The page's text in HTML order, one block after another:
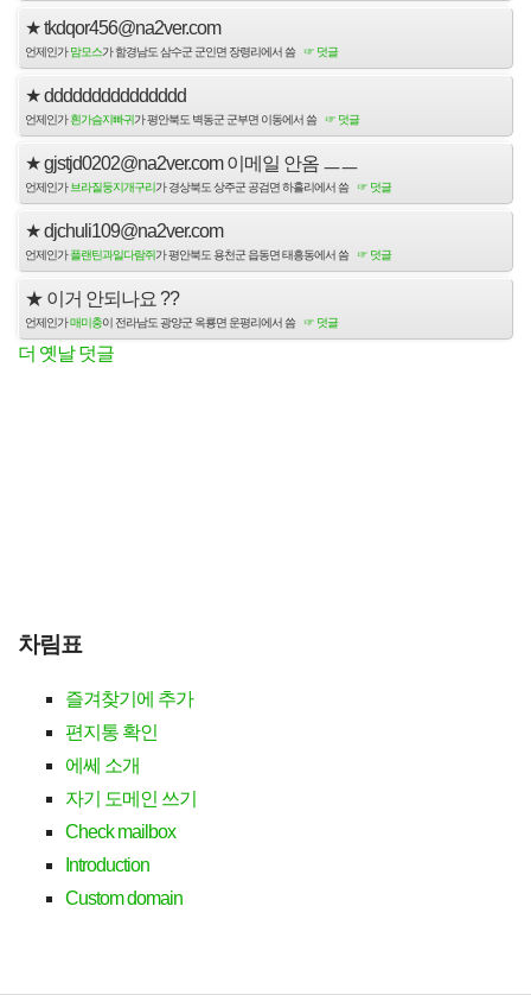
★tkdqor456@na2ver.com
언제인가 맘모스가 함경남도 삼수군 군인면 장령리에서 씀 ☞ 덧글
★ddddddddddddddd
언제인가 흰가슴지빠귀가 평안북도 벽동군 군부면 이동에서 씀 ☞ 덧글
★gjstjd0202@na2ver.com 이메일 안옴 ㅡㅡ
언제인가 브라질둥지개구리가 경상북도 상주군 공검면 하흘리에서 씀 ☞ 덧글
★djchuli109@na2ver.com
언제인가 플랜틴과일다람쥐가 평안북도 용천군 읍동면 태흥동에서 씀 ☞ 덧글
★ 이거 안되나요 ??
언제인가매미충이 전라남도 광양군 옥룡면 운평리에서 씀 ☞ 덧글
더 옛날 덧글
차림표
즐겨찾기에 추가
편지통 확인
에쎄 소개
자기 도메인 쓰기
Check mailbox
Introduction
Custom domain